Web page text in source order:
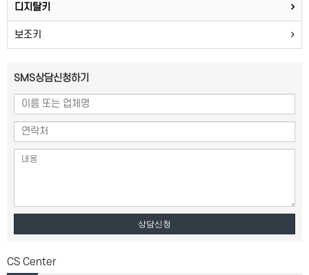
디지탈키
보조키
SMS상담신청하기
상담신청
CS Center